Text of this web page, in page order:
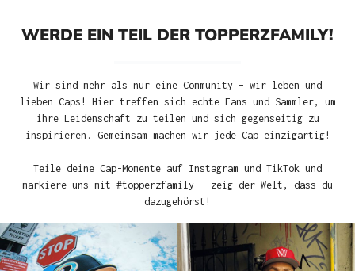
WERDE EIN TEIL DER TOPPERZFAMILY!
Wir sind mehr als nur eine Community – wir leben und
lieben Caps! Hier treffen sich echte Fans und Sammler, um
ihre Leidenschaft zu teilen und sich gegenseitig zu
inspirieren. Gemeinsam machen wir jede Cap einzigartig!
Teile deine Cap-Momente auf Instagram und TikTok und
markiere uns mit #topperzfamily – zeig der Welt, dass du
dazugehörst!